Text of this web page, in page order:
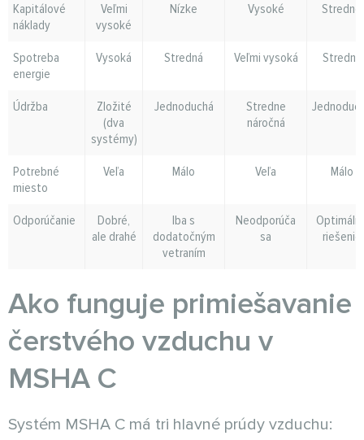
Kapitálové
náklady
Veľmi
vysoké
Nízke Vysoké Stredné
Spotreba
energie
Vysoká Stredná Veľmi vysoká Stredná
Údržba
Zložité
(dva
systémy)
Jednoduchá
Stredne
náročná
Potrebné
miesto
Veľa Málo Veľa Málo
Odporúčanie
Dobré,
ale drahé
Iba s
dodatočným
vetraním
Neodporúča
sa
riešenie
Ako funguje primiešavanie
čerstvého vzduchu v
MSHA C
Systém MSHA C má tri hlavné prúdy vzduchu: